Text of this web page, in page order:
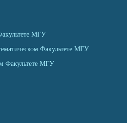
МГУ
Факультете МГУ
Факультете МГУ